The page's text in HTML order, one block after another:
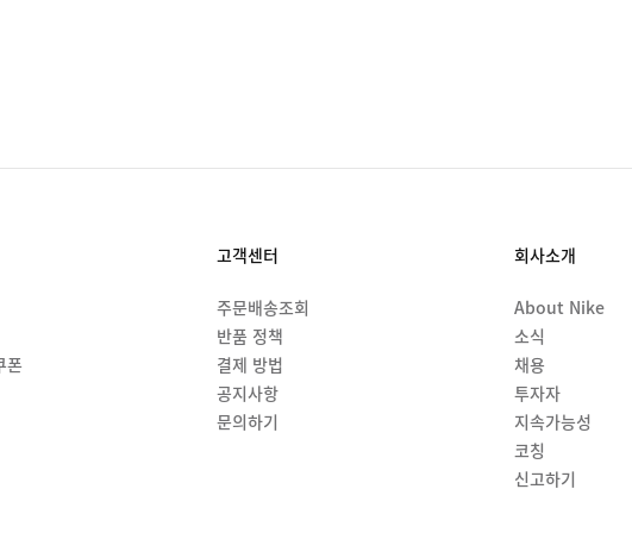
폰
고객센터
주문배송조회
반품 정책
결제 방법
공지사항
문의하기
회사소개
About Nike
소식
채용
투자자
지속가능성
코칭
신고하기